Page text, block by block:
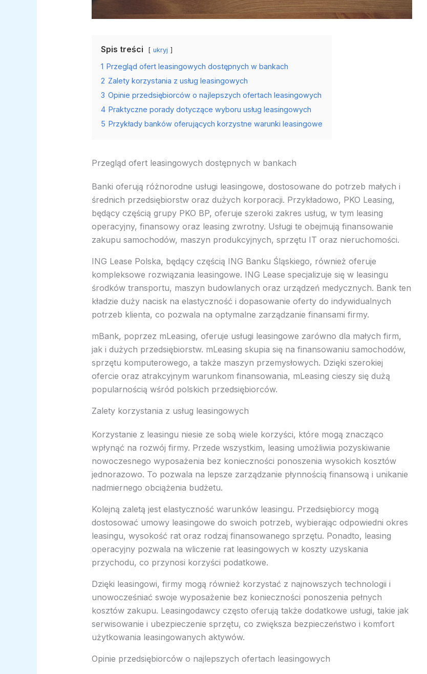
Spis treści ukryj
1 Przegląd ofert leasingowych dostępnych w bankach
2 Zalety korzystania z usług leasingowych
3 Opinie przedsiębiorców o najlepszych ofertach leasingowych
4 Praktyczne porady dotyczące wyboru usług leasingowych
5 Przykłady banków oferujących korzystne warunki leasingowe
Przegląd ofert leasingowych dostępnych w bankach
Banki oferują różnorodne usługi leasingowe, dostosowane do potrzeb małych i
średnich przedsiębiorstw oraz dużych korporacji. Przykładowo, PKO Leasing,
będący częścią grupy PKO BP, oferuje szeroki zakres usług, w tym leasing
operacyjny, finansowy oraz leasing zwrotny. Usługi te obejmują finansowanie
zakupu samochodów, maszyn produkcyjnych, sprzętu IT oraz nieruchomości.
ING Lease Polska, będący częścią ING Banku Śląskiego, również oferuje
kompleksowe rozwiązania leasingowe. ING Lease specjalizuje się w leasingu
środków transportu, maszyn budowlanych oraz urządzeń medycznych. Bank ten
kładzie duży nacisk na elastyczność i dopasowanie oferty do indywidualnych
potrzeb klienta, co pozwala na optymalne zarządzanie finansami firmy.
mBank, poprzez mLeasing, oferuje usługi leasingowe zarówno dla małych firm,
jak i dużych przedsiębiorstw. mLeasing skupia się na finansowaniu samochodów,
sprzętu komputerowego, a także maszyn przemysłowych. Dzięki szerokiej
ofercie oraz atrakcyjnym warunkom finansowania, mLeasing cieszy się dużą
popularnością wśród polskich przedsiębiorców.
Zalety korzystania z usług leasingowych
Korzystanie z leasingu niesie ze sobą wiele korzyści, które mogą znacząco
wpłynąć na rozwój firmy. Przede wszystkim, leasing umożliwia pozyskiwanie
nowoczesnego wyposażenia bez konieczności ponoszenia wysokich kosztów
jednorazowo. To pozwala na lepsze zarządzanie płynnością finansową i unikanie
nadmiernego obciążenia budżetu.
Kolejną zaletą jest elastyczność warunków leasingu. Przedsiębiorcy mogą
dostosować umowy leasingowe do swoich potrzeb, wybierając odpowiedni okres
leasingu, wysokość rat oraz rodzaj finansowanego sprzętu. Ponadto, leasing
operacyjny pozwala na wliczenie rat leasingowych w koszty uzyskania
przychodu, co przynosi korzyści podatkowe.
Dzięki leasingowi, firmy mogą również korzystać z najnowszych technologii i
unowocześniać swoje wyposażenie bez konieczności ponoszenia pełnych
kosztów zakupu. Leasingodawcy często oferują także dodatkowe usługi, takie jak
serwisowanie i ubezpieczenie sprzętu, co zwiększa bezpieczeństwo i komfort
użytkowania leasingowanych aktywów.
Opinie przedsiębiorców o najlepszych ofertach leasingowych